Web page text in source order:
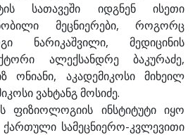
სათავეში იდგნენ ისეთი
მეცნიერები, როგორც
ნარიკაშვილი, მედიცინის
ალექსანდრე ბაკურაძე,
ონიანი, აკადემიკოსი მიხეილ
ვახტანგ მოსიძე.
ფიზიოლოგიის ინსტიტუტი იყო
სამეცნიერო-კვლევითი